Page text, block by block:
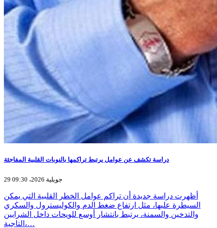
دراسة تكشف عن عوامل يرتبط تراكمها بالنوبات القلبية المفاجئة
29 جويلية 2026، 09:30
أظهرت دراسة جديدة أن تراكم عوامل الخطر القلبية التي يمكن
السيطرة عليها، مثل ارتفاع ضغط الدم والكوليسترول والسكري
والتدخين والسمنة، يرتبط بانتشار أوسع للويحات داخل الشرايين
التاجية،…